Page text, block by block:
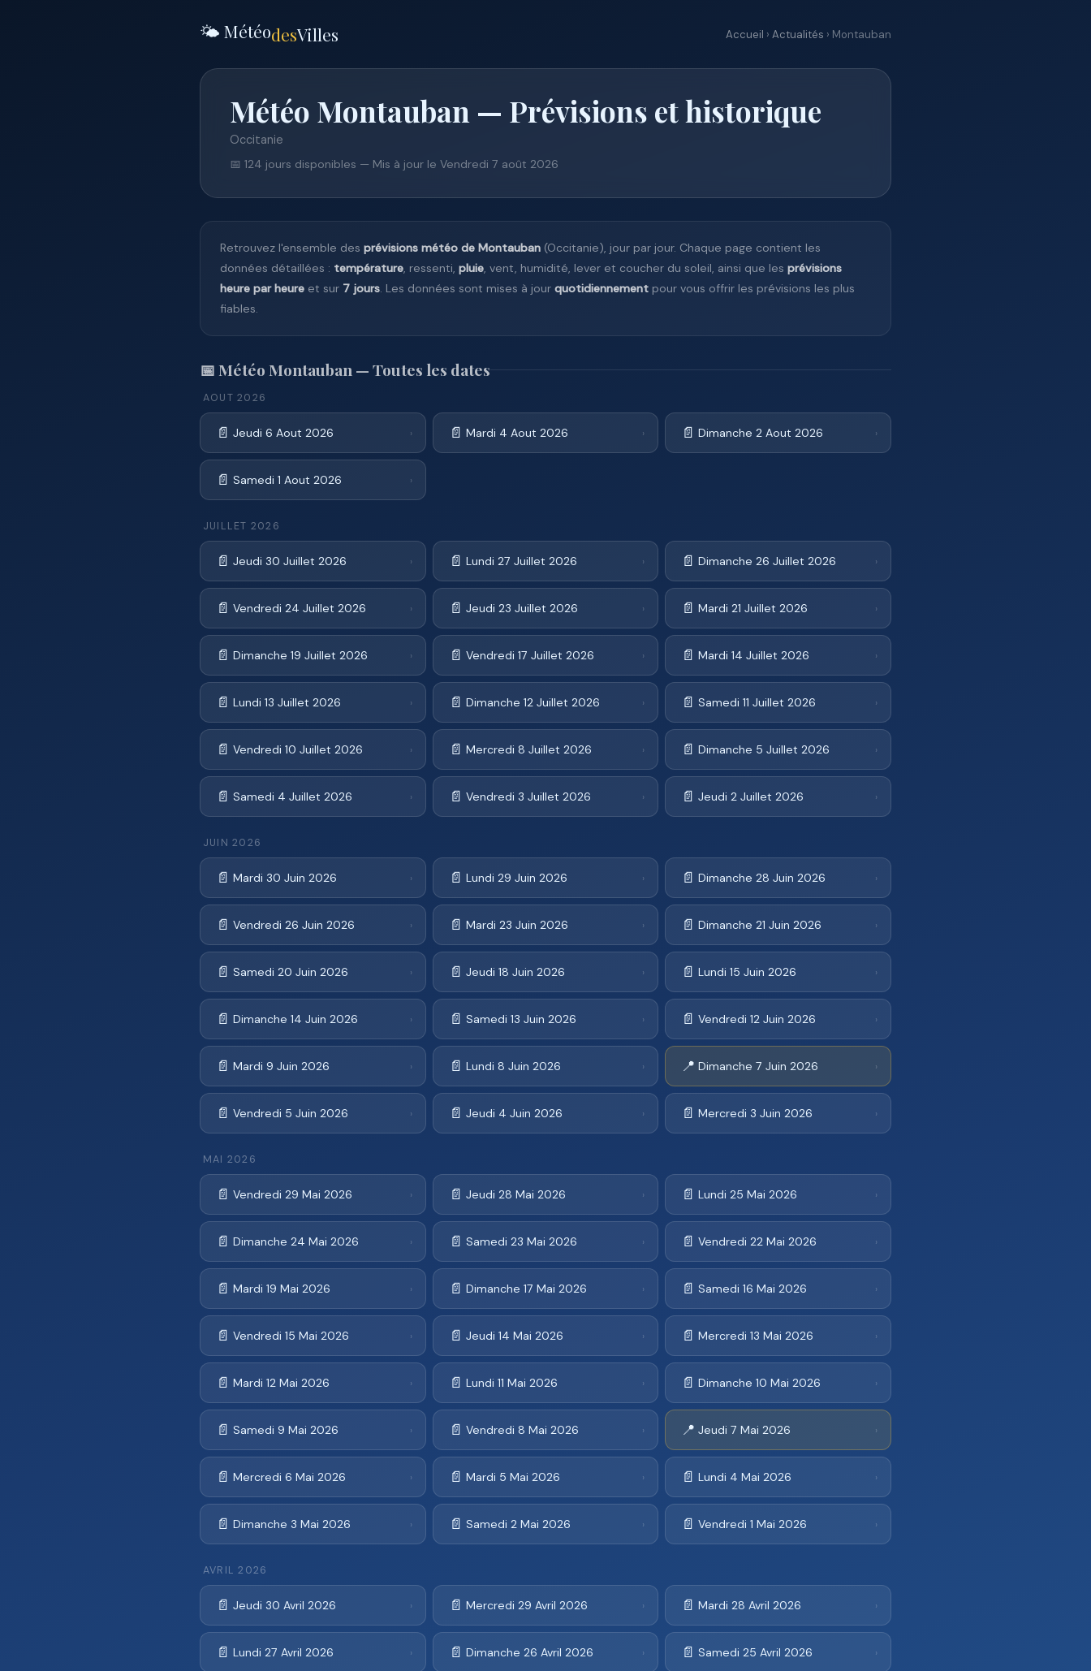
🌤️ MétéodesVilles Accueil › Actualités › Montauban
Météo Montauban — Prévisions et historique
Occitanie
📅 124 jours disponibles — Mis à jour le Vendredi 7 août 2026
Retrouvez l'ensemble des prévisions météo de Montauban (Occitanie), jour par jour. Chaque page contient les
données détaillées : température, ressenti, pluie, vent, humidité, lever et coucher du soleil, ainsi que les prévisions
heure par heure et sur 7 jours. Les données sont mises à jour quotidiennement pour vous offrir les prévisions les plus
fiables.
📅 Météo Montauban — Toutes les dates
AOUT 2026
📄 Jeudi 6 Aout 2026 › 📄 Mardi 4 Aout 2026 › 📄 Dimanche 2 Aout 2026 ›
📄 Samedi 1 Aout 2026 ›
JUILLET 2026
📄 Jeudi 30 Juillet 2026 › 📄 Lundi 27 Juillet 2026 › 📄 Dimanche 26 Juillet 2026 ›
📄 Vendredi 24 Juillet 2026 › 📄 Jeudi 23 Juillet 2026 › 📄 Mardi 21 Juillet 2026 ›
📄 Dimanche 19 Juillet 2026 › 📄 Vendredi 17 Juillet 2026 › 📄 Mardi 14 Juillet 2026 ›
📄 Lundi 13 Juillet 2026 › 📄 Dimanche 12 Juillet 2026 › 📄 Samedi 11 Juillet 2026 ›
📄 Vendredi 10 Juillet 2026 › 📄 Mercredi 8 Juillet 2026 › 📄 Dimanche 5 Juillet 2026 ›
📄 Samedi 4 Juillet 2026 › 📄 Vendredi 3 Juillet 2026 › 📄 Jeudi 2 Juillet 2026 ›
JUIN 2026
📄 Mardi 30 Juin 2026 › 📄 Lundi 29 Juin 2026 › 📄 Dimanche 28 Juin 2026 ›
📄 Vendredi 26 Juin 2026 › 📄 Mardi 23 Juin 2026 › 📄 Dimanche 21 Juin 2026 ›
📄 Samedi 20 Juin 2026 › 📄 Jeudi 18 Juin 2026 › 📄 Lundi 15 Juin 2026 ›
📄 Dimanche 14 Juin 2026 › 📄 Samedi 13 Juin 2026 › 📄 Vendredi 12 Juin 2026 ›
📄 Mardi 9 Juin 2026 › 📄 Lundi 8 Juin 2026 › 📍 Dimanche 7 Juin 2026 ›
📄 Vendredi 5 Juin 2026 › 📄 Jeudi 4 Juin 2026 › 📄 Mercredi 3 Juin 2026 ›
MAI 2026
📄 Vendredi 29 Mai 2026 › 📄 Jeudi 28 Mai 2026 › 📄 Lundi 25 Mai 2026 ›
📄 Dimanche 24 Mai 2026 › 📄 Samedi 23 Mai 2026 › 📄 Vendredi 22 Mai 2026 ›
📄 Mardi 19 Mai 2026 › 📄 Dimanche 17 Mai 2026 › 📄 Samedi 16 Mai 2026 ›
📄 Vendredi 15 Mai 2026 › 📄 Jeudi 14 Mai 2026 › 📄 Mercredi 13 Mai 2026 ›
📄 Mardi 12 Mai 2026 › 📄 Lundi 11 Mai 2026 › 📄 Dimanche 10 Mai 2026 ›
📄 Samedi 9 Mai 2026 › 📄 Vendredi 8 Mai 2026 › 📍 Jeudi 7 Mai 2026 ›
📄 Mercredi 6 Mai 2026 › 📄 Mardi 5 Mai 2026 › 📄 Lundi 4 Mai 2026 ›
📄 Dimanche 3 Mai 2026 › 📄 Samedi 2 Mai 2026 › 📄 Vendredi 1 Mai 2026 ›
AVRIL 2026
📄 Jeudi 30 Avril 2026 › 📄 Mercredi 29 Avril 2026 › 📄 Mardi 28 Avril 2026 ›
📄 Lundi 27 Avril 2026 › 📄 Dimanche 26 Avril 2026 › 📄 Samedi 25 Avril 2026 ›